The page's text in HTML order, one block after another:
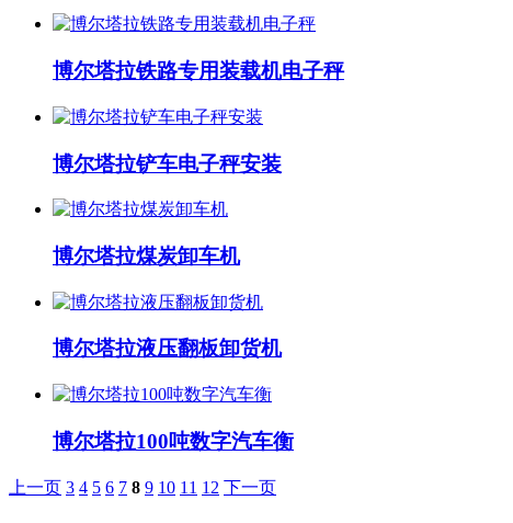
博尔塔拉铁路专用装载机电子秤
博尔塔拉铲车电子秤安装
博尔塔拉煤炭卸车机
博尔塔拉液压翻板卸货机
博尔塔拉100吨数字汽车衡
上一页 3 4 5 6 7 8 9 10 11 12 下一页